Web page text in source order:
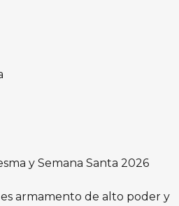
y Semana Santa 2026
armamento de alto poder y